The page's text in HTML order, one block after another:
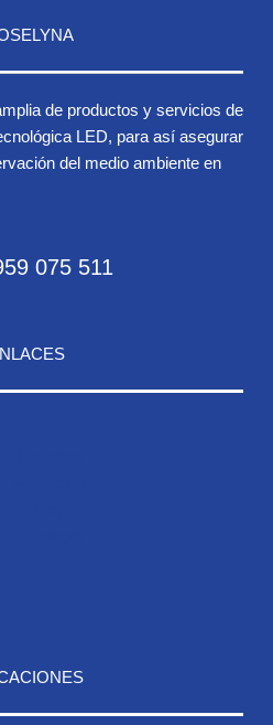
de productos y servicios de
LED, para así asegurar
del medio ambiente en
075 511